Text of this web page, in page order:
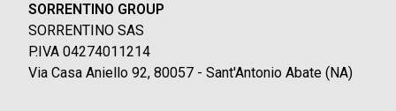
SORRENTINO GROUP
SORRENTINO SAS
P.IVA 04274011214
Via Casa Aniello 92, 80057 - Sant'Antonio Abate (NA)